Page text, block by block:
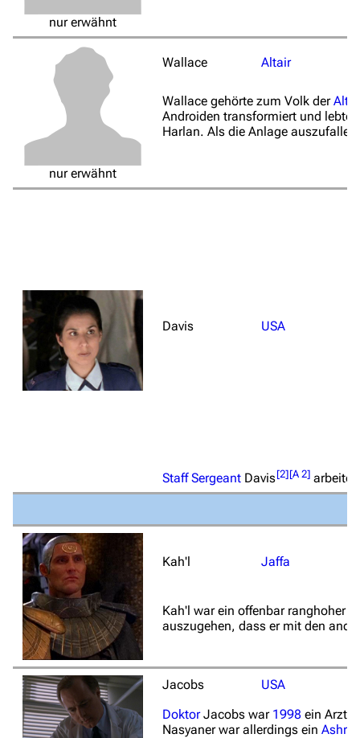
nur erwähnt
nur erwähnt
Wallace Altair
Wallace gehörte zum Volk der
Androiden transformiert und lebte
Harlan. Als die Anlage
Davis USA
Staff Sergeant Davis[2][A 2]
Kah'l Jaffa
Kah'l war ein offenbar ranghoher
auszugehen, dass er mit den
Jacobs
USA
DoktorJacobs war 1998 ein Arzt
Nasyaner war allerdings ein